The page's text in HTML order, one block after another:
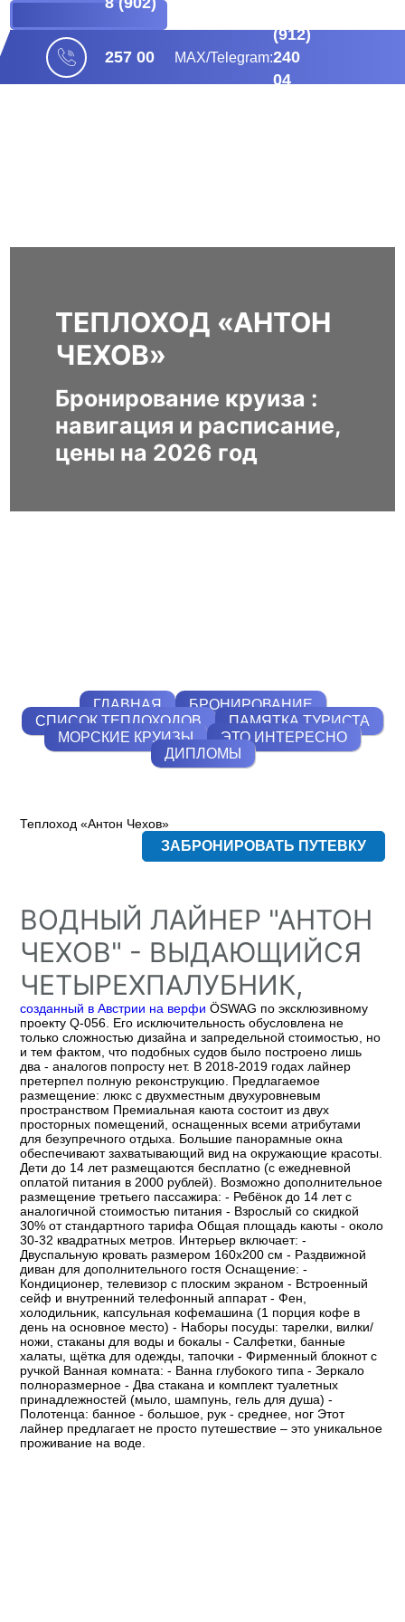
БРОНИРОВАНИЕ
257 00 МАХ/Telegram:
(912)
240
04
ТЕПЛОХОД «АНТОН
ЧЕХОВ»
Бронирование круиза :
навигация и расписание,
цены на 2026 год
ГЛАВНАЯ
БРОНИРОВАНИЕ
СПИСОК ТЕПЛОХОДОВ
ПАМЯТКА ТУРИСТА
МОРСКИЕ КРУИЗЫ
ЭТО ИНТЕРЕСНО
ДИПЛОМЫ
Теплоход «Антон Чехов»
ЗАБРОНИРОВАТЬ ПУТЕВКУ
ВОДНЫЙ ЛАЙНЕР "АНТОН
ЧЕХОВ" - ВЫДАЮЩИЙСЯ
ЧЕТЫРЕХПАЛУБНИК,
созданный в Австрии на верфи ÖSWAG по эксклюзивному
проекту Q-056. Его исключительность обусловлена не
только сложностью дизайна и запредельной стоимостью, но
и тем фактом, что подобных судов было построено лишь
два - аналогов попросту нет. В 2018-2019 годах лайнер
претерпел полную реконструкцию. Предлагаемое
размещение: люкс с двухместным двухуровневым
пространством Премиальная каюта состоит из двух
просторных помещений, оснащенных всеми атрибутами
для безупречного отдыха. Большие панорамные окна
обеспечивают захватывающий вид на окружающие красоты.
Дети до 14 лет размещаются бесплатно (с ежедневной
оплатой питания в 2000 рублей). Возможно дополнительное
размещение третьего пассажира: - Ребёнок до 14 лет с
аналогичной стоимостью питания - Взрослый со скидкой
30% от стандартного тарифа Общая площадь каюты - около
30-32 квадратных метров. Интерьер включает: -
Двуспальную кровать размером 160x200 см - Раздвижной
диван для дополнительного гостя Оснащение: -
Кондиционер, телевизор с плоским экраном - Встроенный
сейф и внутренний телефонный аппарат - Фен,
холодильник, капсульная кофемашина (1 порция кофе в
день на основное место) - Наборы посуды: тарелки, вилки/
ножи, стаканы для воды и бокалы - Салфетки, банные
халаты, щётка для одежды, тапочки - Фирменный блокнот с
ручкой Ванная комната: - Ванна глубокого типа - Зеркало
полноразмерное - Два стакана и комплект туалетных
принадлежностей (мыло, шампунь, гель для душа) -
Полотенца: банное - большое, рук - среднее, ног Этот
лайнер предлагает не просто путешествие – это уникальное
проживание на воде.